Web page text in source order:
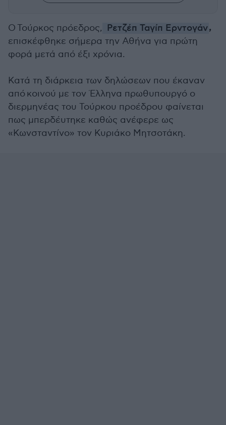
O Τούρκος πρόεδρος, Ρετζέπ Ταγίπ Ερντογάν,
επισκέφθηκε σήμερα την Αθήνα για πρώτη
φορά μετά από έξι χρόνια.
Κατά τη διάρκεια των δηλώσεων που έκαναν
από κοινού με τον Έλληνα πρωθυπουργό ο
διερμηνέας του Τούρκου προέδρου φαίνεται
πως μπερδέυτηκε καθώς ανέφερε ως
«Κωνσταντίνο» τον Κυριάκο Μητσοτάκη.